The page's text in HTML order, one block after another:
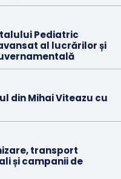
Pediatric
al lucrărilor și
din Mihai Viteazu cu
transport
și campanii de